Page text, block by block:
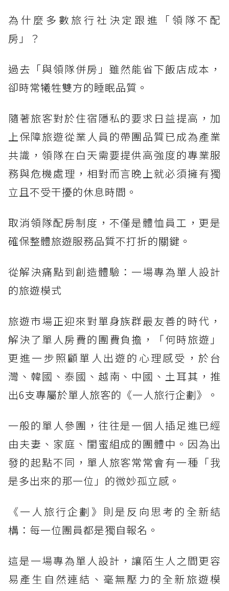
為什麼多數旅行社決定跟進「領隊不配
房」？
過去「與領隊併房」雖然能省下飯店成本，
卻時常犧牲雙方的睡眠品質。
隨著旅客對於住宿隱私的要求日益提高，加
上保障旅遊從業人員的帶團品質已成為產業
共識，領隊在白天需要提供高強度的專業服
務與危機處理，相對而言晚上就必須擁有獨
立且不受干擾的休息時間。
取消領隊配房制度，不僅是體恤員工，更是
確保整體旅遊服務品質不打折的關鍵。
從解決痛點到創造體驗：一場專為單人設計
的旅遊模式
旅遊市場正迎來對單身族群最友善的時代，
解決了單人房費的團費負擔，「何時旅遊」
更進一步照顧單人出遊的心理感受，於台
灣、韓國、泰國、越南、中國、土耳其，推
出6支專屬於單人旅客的《一人旅行企劃》。
一般的單人參團，往往是一個人插足進已經
由夫妻、家庭、閨蜜組成的團體中。因為出
發的起點不同，單人旅客常常會有一種「我
是多出來的那一位」的微妙孤立感。
《一人旅行企劃》則是反向思考的全新結
構：每一位團員都是獨自報名。
這是一場專為單人設計，讓陌生人之間更容
易產生自然連結、毫無壓力的全新旅遊模